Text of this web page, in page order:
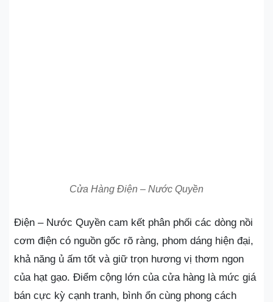
Cửa Hàng Điện – Nước Quyền
Điện – Nước Quyền cam kết phân phối các dòng nồi
cơm điện có nguồn gốc rõ ràng, phom dáng hiện đại,
khả năng ủ ấm tốt và giữ trọn hương vị thơm ngon
của hạt gạo. Điểm cộng lớn của cửa hàng là mức giá
bán cực kỳ cạnh tranh, bình ổn cùng phong cách